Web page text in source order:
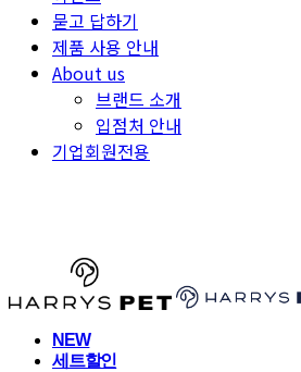
묻고 답하기
제품 사용 안내
About us
브랜드 소개
입점처 안내
기업회원전용
NEW
세트할인